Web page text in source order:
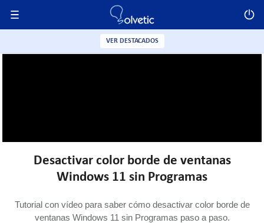
Desactivar color borde de ventanas
Windows 11 sin Programas
Tutorial con vídeo para saber cómo desactivar color borde de
ventanas Windows 11 sin Programas paso a paso.
VER DESTACADOS